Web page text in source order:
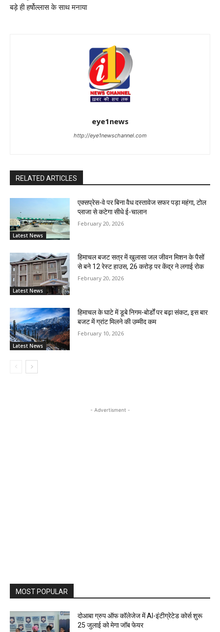
बड़े ही हर्षोल्लास के साथ मनाया
eye1news
http://eye1newschannel.com
RELATED ARTICLES
Latest News
एक्सप्रेस-वे पर बिना वैध दस्तावेज सफर पड़ा महंगा, टोल
प्लाजा से कटेगा सीधे ई-चालान
February 20, 2026
Latest News
हिमाचल बजट सत्र में खुलासा जल जीवन मिशन के पैसों
से बने 12 रेस्ट हाउस, 26 करोड़ पर केंद्र ने लगाई रोक
February 20, 2026
Latest News
हिमाचल के घाटे में डूबे निगम-बोर्डों पर बढ़ा संकट, इस बार
बजट में ग्रांट मिलने की उम्मीद कम
February 10, 2026
- Advertisment -
MOST POPULAR
दोआबा ग्रुप ऑफ कॉलेजेज में AI-इंटीग्रेटेड कोर्स शुरू
25 जुलाई को मेगा जॉब फेयर